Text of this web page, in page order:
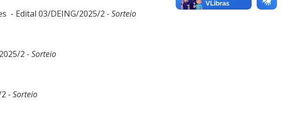
- Edital 03/DEING/2025/2 - Sorteio
2 - Sorteio
- Sorteio